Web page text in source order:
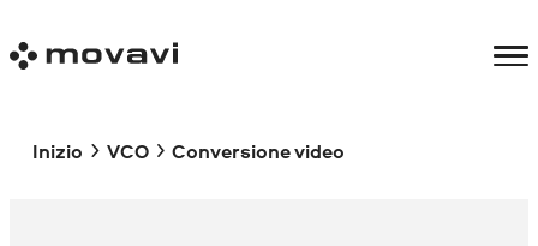
Inizio VCO Conversione video